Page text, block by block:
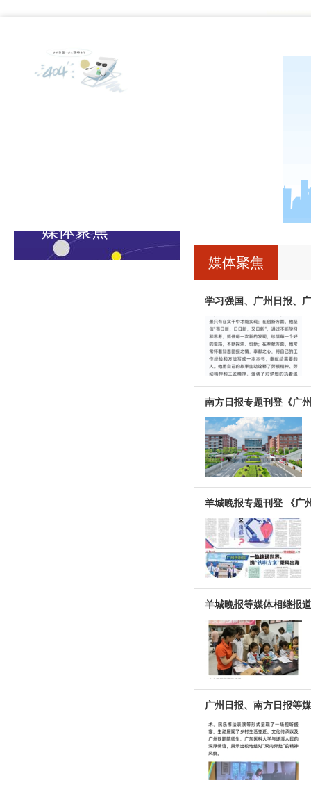
媒体聚焦
媒体聚焦
学习强国、广州日报、
南方日报专题刊登《广
羊城晚报专题刊登 《广
羊城晚报等媒体相继报
广州日报、南方日报等